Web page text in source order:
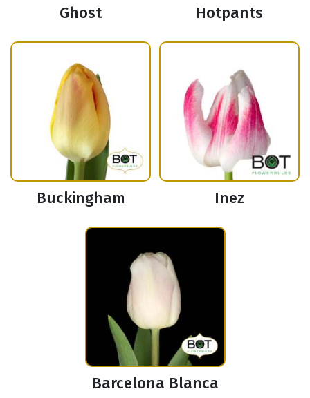
Ghost Hotpants
Buckingham Inez
Barcelona Blanca